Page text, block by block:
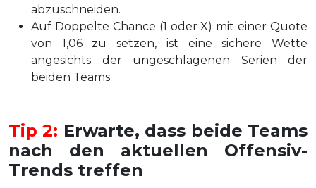
abzuschneiden.
Auf Doppelte Chance (1 oder X) mit einer Quote
von 1,06 zu setzen, ist eine sichere Wette
angesichts der ungeschlagenen Serien der
beiden Teams.
Tip 2: Erwarte, dass beide Teams
nach den aktuellen Offensiv-
Trends treffen